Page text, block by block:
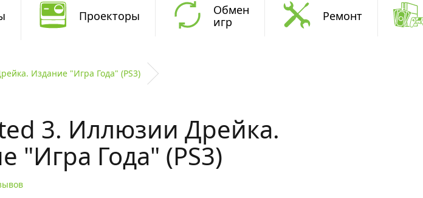
Проекторы
Обмен
игр
Ремонт
Издание "Игра Года" (PS3)
3. Иллюзии Дрейка.
"Игра Года" (PS3)